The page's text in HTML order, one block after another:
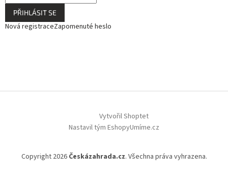
PŘIHLÁSIT SE
Nová registraceZapomenuté heslo
Vytvořil Shoptet
Nastavil tým EshopyUmíme.cz
Copyright 2026 Českázahrada.cz. Všechna práva vyhrazena.